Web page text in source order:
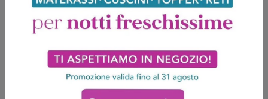
Piano cottura a induzione 60 cm Flex